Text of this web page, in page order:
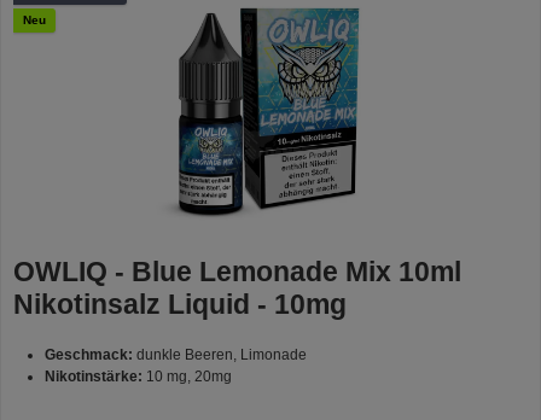
Neu
OWLIQ - Blue Lemonade Mix 10ml
Nikotinsalz Liquid - 10mg
Geschmack: dunkle Beeren, Limonade
Nikotinstärke: 10 mg, 20mg